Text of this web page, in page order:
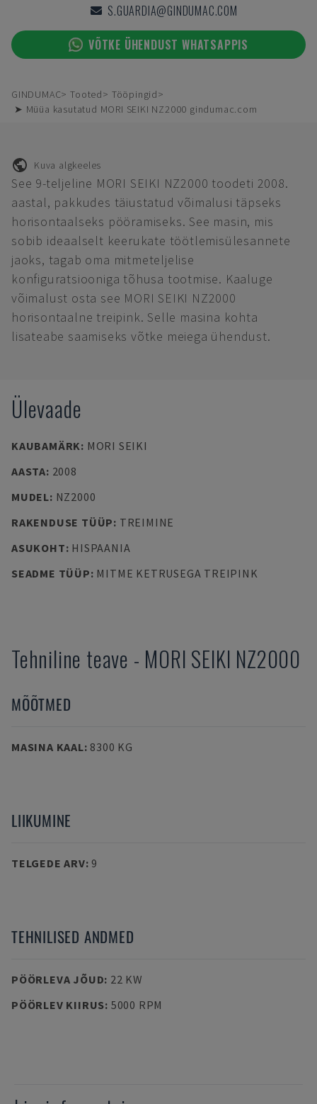
S.GUARDIA@GINDUMAC.COM
VÕTKE ÜHENDUST WHATSAPPIS
GINDUMAC Tooted
Tööpingid
➤ Müüa kasutatud MORI SEIKI NZ2000 gindumac.com
Kuva algkeeles
See 9-teljeline MORI SEIKI NZ2000 toodeti 2008.
aastal, pakkudes täiustatud võimalusi täpseks
horisontaalseks pööramiseks. See masin, mis
sobib ideaalselt keerukate töötlemisülesannete
jaoks, tagab oma mitmeteljelise
konfiguratsiooniga tõhusa tootmise. Kaaluge
võimalust osta see MORI SEIKI NZ2000
horisontaalne treipink. Selle masina kohta
lisateabe saamiseks võtke meiega ühendust.
Ülevaade
KAUBAMÄRK: MORI SEIKI
AASTA: 2008
MUDEL: NZ2000
RAKENDUSE TÜÜP: TREIMINE
ASUKOHT: HISPAANIA
SEADME TÜÜP: MITME KETRUSEGA TREIPINK
Tehniline teave - MORI SEIKI NZ2000
MÕÕTMED
MASINA KAAL: 8300 KG
LIIKUMINE
TELGEDE ARV: 9
TEHNILISED ANDMED
PÖÖRLEVA JÕUD: 22 KW
PÖÖRLEV KIIRUS: 5000 RPM